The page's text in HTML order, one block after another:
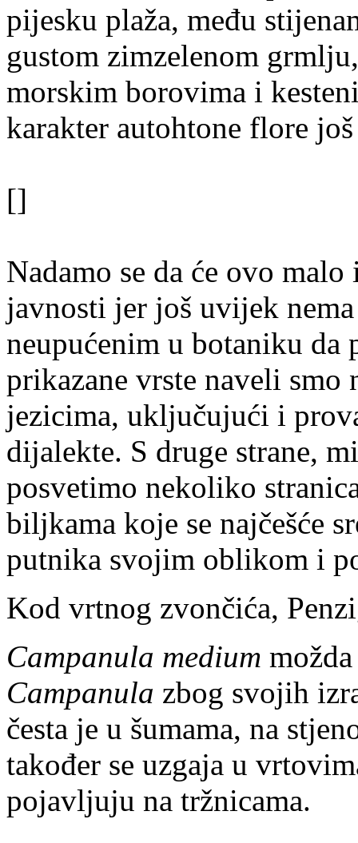
pijesku plaža, među
gustom zimzelenom
morskim borovima i
karakter autohtone flore
[]
Nadamo se da će ovo
javnosti jer još uvijek
neupućenim u botaniku da
prikazane vrste naveli
jezicima, uključujući i
dijalekte. S druge strane,
posvetimo nekoliko
biljkama koje se najčešće
putnika svojim oblikom i
Kod vrtnog zvončića,
Campanula medium
Campanula zbog svojih
česta je u šumama, na
također se uzgaja u
pojavljuju na tržnicama.